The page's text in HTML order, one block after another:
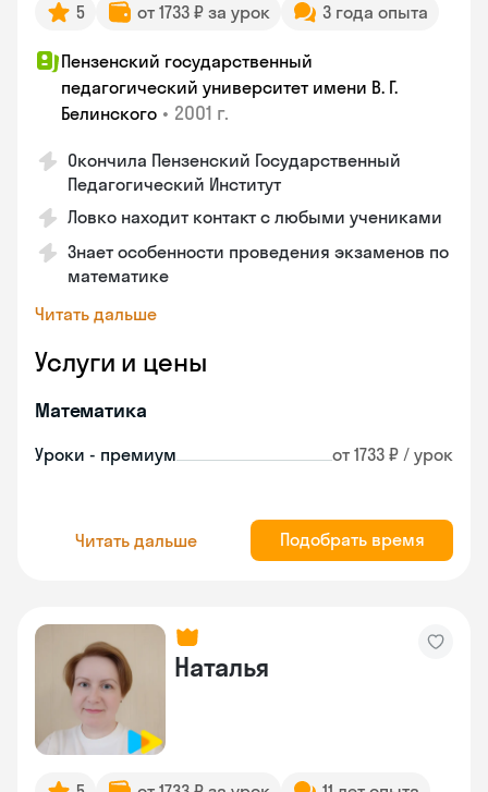
5 от 1733 ₽ за урок 3 года опыта
Пензенский государственный
педагогический университет имени В. Г.
Белинского • 2001 г.
Окончила Пензенский Государственный
Педагогический Институт
Ловко находит контакт с любыми учениками
Знает особенности проведения экзаменов по
математике
Читать дальше
Услуги и цены
Математика
Уроки - премиум от 1733 ₽ / урок
Читать дальше Подобрать время
Наталья